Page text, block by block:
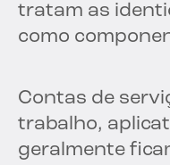
tratam as
como
Contas de
trabalho,
geralmente